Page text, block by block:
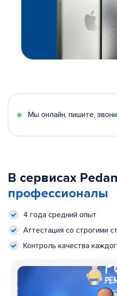
Мы онлайн, пишите,
В сервисах
профессионалы
4 года средний опыт
Аттестация со строгими
Контроль качества